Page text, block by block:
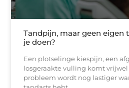
Tandpijn, maar geen eigen
je doen?
Een plotselinge kiespijn, een
losgeraakte vulling komt
probleem wordt nog lastiger